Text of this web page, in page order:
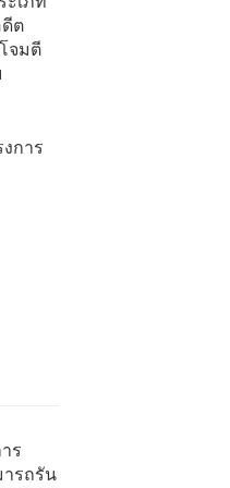
ต
จมตี
การ
ร
รถรัน